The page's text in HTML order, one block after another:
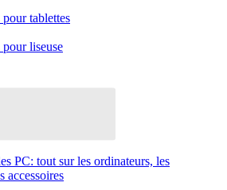
tablettes
pour liseuse
PC: tout sur les ordinateurs, les
accessoires